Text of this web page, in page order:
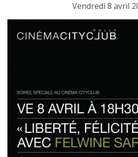
Vendredi 8 avril